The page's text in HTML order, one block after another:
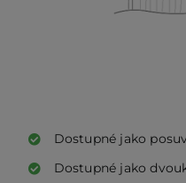
Dostupné jako
Dostupné jako